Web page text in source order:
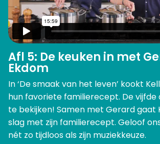
Afl 5: De keuken in met
Ekdom
In ‘De smaak van het leven’ kookt
hun favoriete familierecept. De vijfde
te bekijken! Samen met Gerard gaat
slag met zijn familierecept. Geloof
nét zo tijdloos als zijn muziekkeuze.⁠